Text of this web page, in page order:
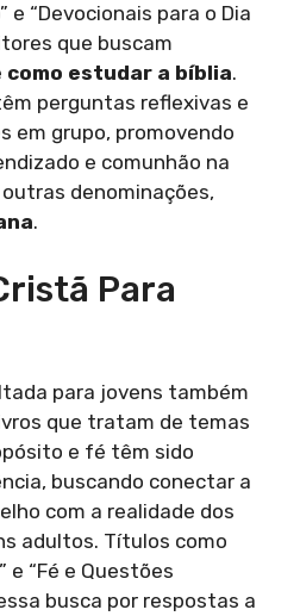
e “Devocionais para o Dia
que buscam
como estudar a bíblia.
perguntas reflexivas e
em grupo, promovendo
e comunhão na
outras denominações,
.
Para
para jovens também
que tratam de temas
e fé têm sido
buscando conectar a
com a realidade dos
adultos. Títulos como
” e “Fé e Questões
busca por respostas a